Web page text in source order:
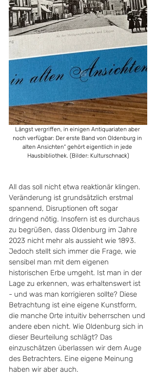
Längst vergriffen, in einigen Antiquariaten aber
noch verfügbar: Der erste Band von Oldenburg in
alten Ansichten“ gehört eigentlich in jede
Hausbibliothek. (Bilder: Kulturschnack)
All das soll nicht etwa reaktionär klingen.
Veränderung ist grundsätzlich erstmal
spannend, Disruptionen oft sogar
dringend nötig. Insofern ist es durchaus
zu begrüßen, dass Oldenburg im Jahre
2023 nicht mehr als aussieht wie 1893.
Jedoch stellt sich immer die Frage, wie
sensibel man mit dem eigenen
historischen Erbe umgeht. Ist man in der
Lage zu erkennen, was erhaltenswert ist
- und was man korrigieren sollte? Diese
Betrachtung ist eine eigene Kunstform,
die manche Orte intuitiv beherrschen und
andere eben nicht. Wie Oldenburg sich in
dieser Beurteilung schlägt? Das
einzuschätzen überlassen wir dem Auge
des Betrachters. Eine eigene Meinung
haben wir aber auch.